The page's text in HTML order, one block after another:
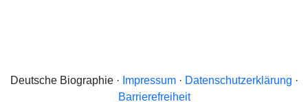
Deutsche Biographie · Impressum· Datenschutzerklärung ·
Barrierefreiheit